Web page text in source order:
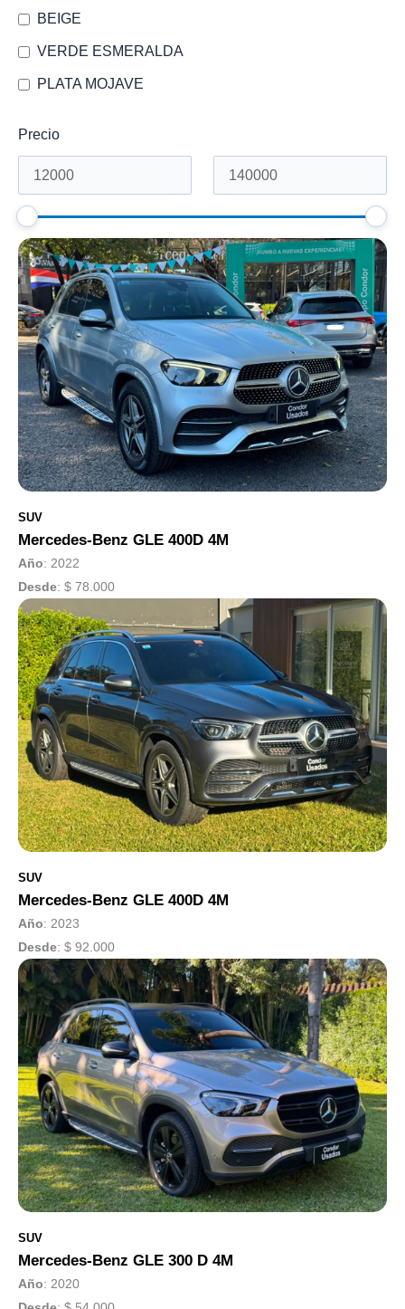
BEIGE
VERDE ESMERALDA
PLATA MOJAVE
Precio
SUV
Mercedes-Benz GLE 400D 4M
Año: 2022
Desde: $ 78.000
SUV
Mercedes-Benz GLE 400D 4M
Año: 2023
Desde: $ 92.000
SUV
Mercedes-Benz GLE 300 D 4M
Año: 2020